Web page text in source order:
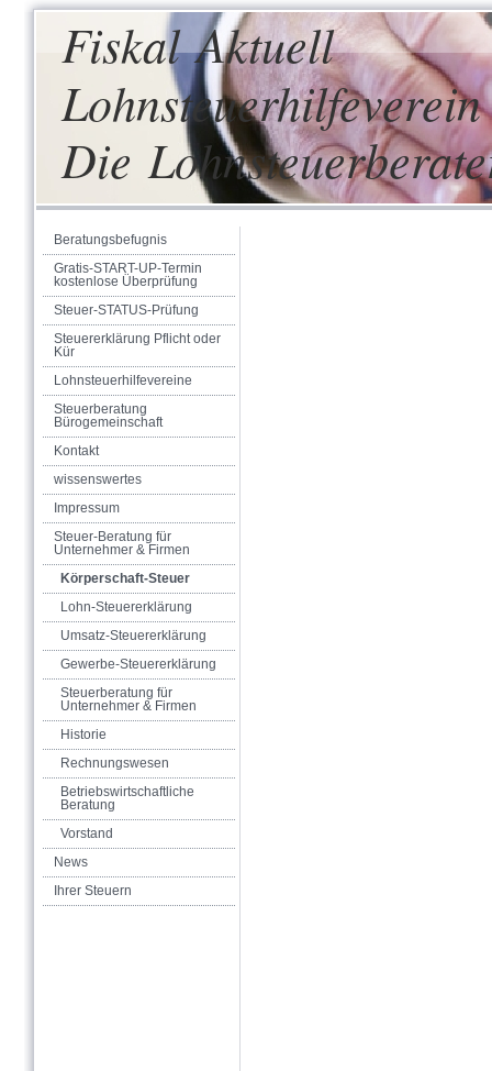
Fiskal Aktuell
Die
Beratungsbefugnis
Gratis-START-UP-Termin
kostenlose Überprüfung
Steuer-STATUS-Prüfung
Steuererklärung Pflicht oder
Kür
Lohnsteuerhilfevereine
Steuerberatung
Bürogemeinschaft
Kontakt
wissenswertes
Impressum
Steuer-Beratung für
Unternehmer & Firmen
Körperschaft-Steuer
Lohn-Steuererklärung
Umsatz-Steuererklärung
Gewerbe-Steuererklärung
Steuerberatung für
Unternehmer & Firmen
Historie
Rechnungswesen
Betriebswirtschaftliche
Beratung
Vorstand
News
Ihrer Steuern